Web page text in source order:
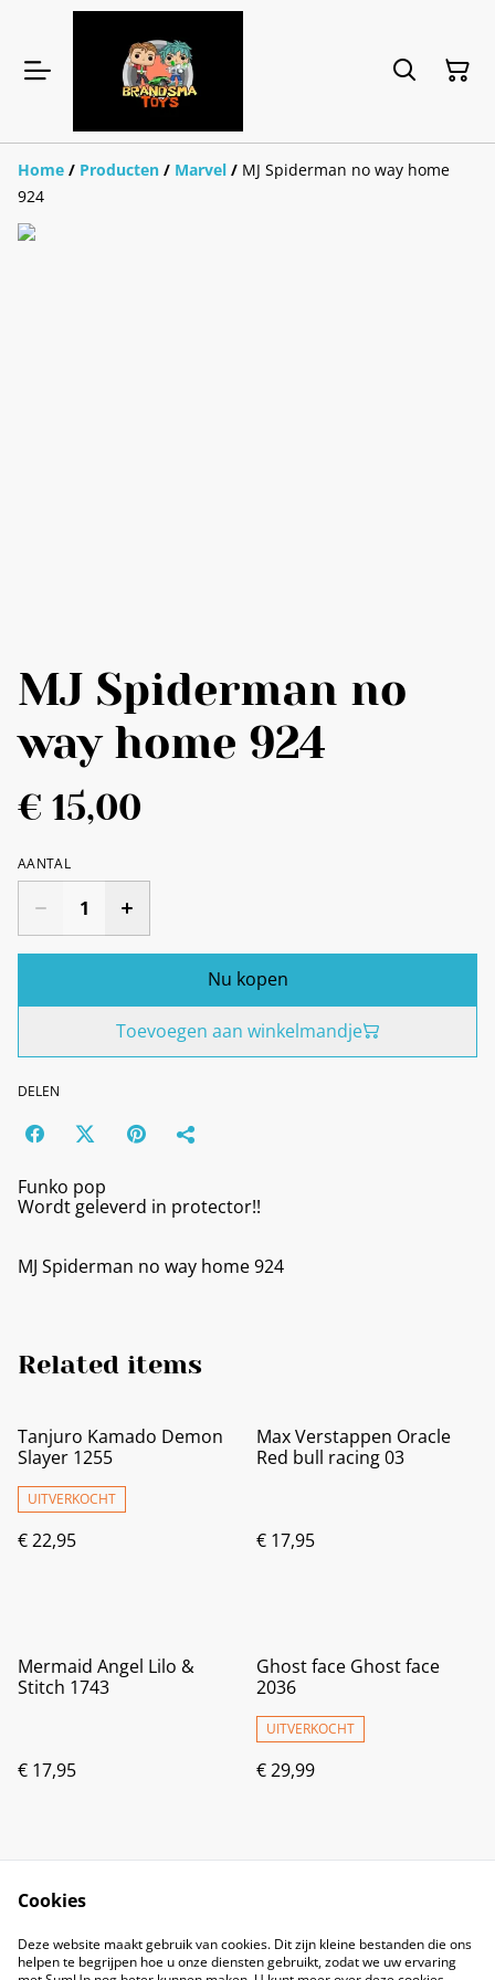
Home / Producten / Marvel / MJ Spiderman no way home
924
MJ Spiderman no
way home 924
€ 15,00
AANTAL
Nu kopen
Toevoegen aan winkelmandje
DELEN
Funko pop
Wordt geleverd in protector!!
MJ Spiderman no way home 924
Related items
Tanjuro Kamado Demon
Slayer 1255
UITVERKOCHT
€ 22,95
Max Verstappen Oracle
Red bull racing 03
€ 17,95
Mermaid Angel Lilo &
Stitch 1743
€ 17,95
Ghost face Ghost face
2036
UITVERKOCHT
€ 29,99
Cookies
Deze website maakt gebruik van cookies. Dit zijn kleine bestanden die ons
helpen te begrijpen hoe u onze diensten gebruikt, zodat we uw ervaring